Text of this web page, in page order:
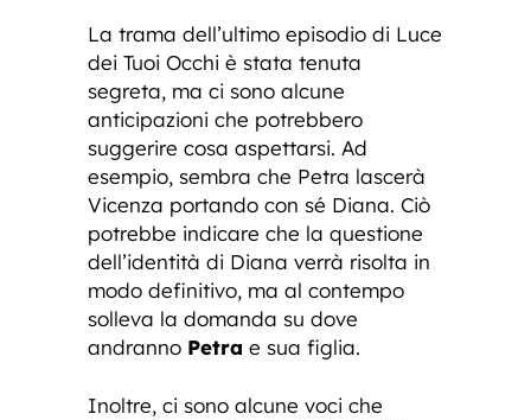
La trama dell’ultimo episodio di Luce
dei Tuoi Occhi è stata tenuta
segreta, ma ci sono alcune
anticipazioni che potrebbero
suggerire cosa aspettarsi. Ad
esempio, sembra che Petra lascerà
Vicenza portando con sé Diana. Ciò
potrebbe indicare che la questione
dell’identità di Diana verrà risolta in
modo definitivo, ma al contempo
solleva la domanda su dove
andranno Petra e sua figlia.
Inoltre, ci sono alcune voci che